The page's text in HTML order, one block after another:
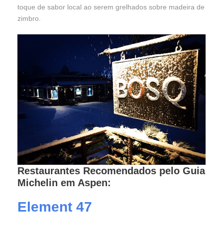
toque de sabor local ao serem grelhados sobre madeira de
zimbro.
Restaurantes Recomendados pelo Guia
Michelin em Aspen:
Element 47